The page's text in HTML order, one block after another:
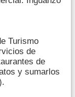
Turismo
de
de
y sumarlos